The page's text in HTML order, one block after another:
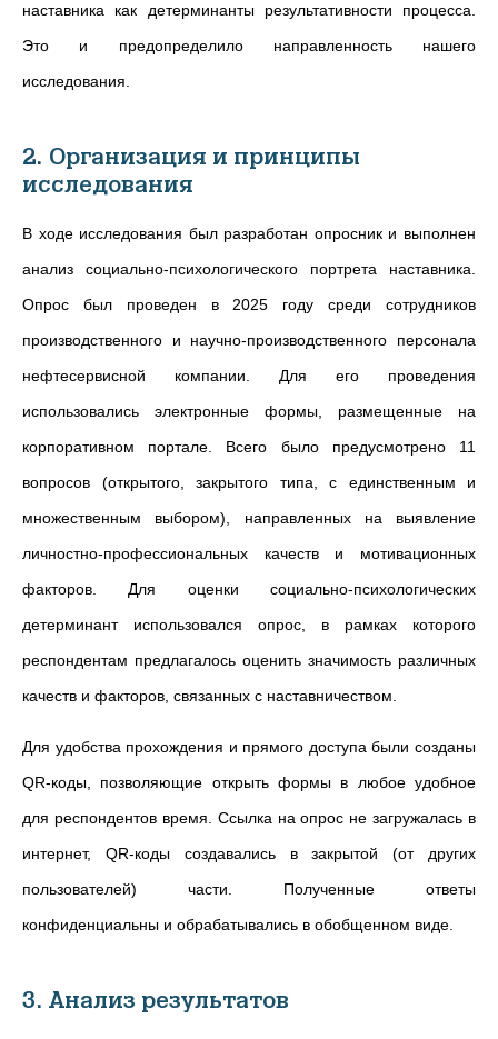
наставника как детерминанты результативности процесса.
Это и предопределило направленность нашего
исследования.
2. Организация и принципы
исследования
В ходе исследования был разработан опросник и выполнен
анализ социально‑психологического портрета наставника.
Опрос был проведен в 2025 году среди сотрудников
производственного и научно-производственного персонала
нефтесервисной компании. Для его проведения
использовались электронные формы, размещенные на
корпоративном портале. Всего было предусмотрено 11
вопросов (открытого, закрытого типа, с единственным и
множественным выбором), направленных на выявление
личностно-профессиональных качеств и мотивационных
факторов. Для оценки социально-психологических
детерминант использовался опрос, в рамках которого
респондентам предлагалось оценить значимость различных
качеств и факторов, связанных с наставничеством.
Для удобства прохождения и прямого доступа были созданы
QR-коды, позволяющие открыть формы в любое удобное
для респондентоввремя. Ссылка на опрос не загружалась в
интернет, QR-коды создавались в закрытой (от других
пользователей) части. Полученные ответы
конфиденциальны и обрабатывались в обобщенном виде.
3. Анализ результатов